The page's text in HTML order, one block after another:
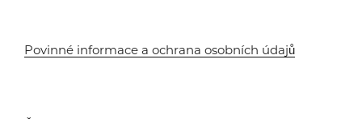
Povinné informace a ochrana osobních údajů